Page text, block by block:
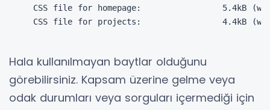
CSS file for homepage:               5.4kB
CSS file for projects:               4.4kB
Hala kullanılmayan baytlar olduğunu
görebilirsiniz. Kapsam üzerine gelme veya
odak durumları veya sorguları içermediği için